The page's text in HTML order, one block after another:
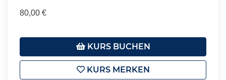
80,00 €
KURS BUCHEN
KURS MERKEN